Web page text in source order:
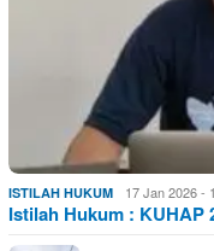
ISTILAH HUKUM 17 Jan 2026 -
Istilah Hukum : KUHAP